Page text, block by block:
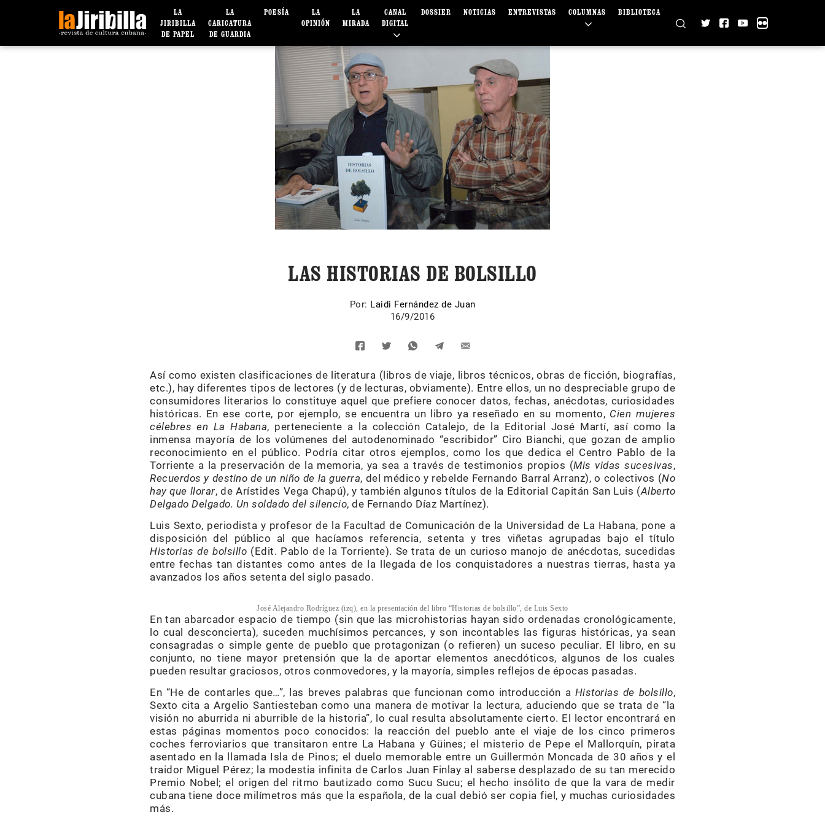
LA
JIRIBILLA
DE PAPEL
LA
CARICATURA
DE GUARDIA
POESÍA
LA
OPINIÓN
LA
MIRADA
CANAL
DIGITAL
DOSSIER NOTICIAS ENTREVISTAS COLUMNAS BIBLIOTECA
LAS HISTORIAS DE BOLSILLO
Por: Laidi Fernández de Juan
16/9/2016
Así como existen clasificaciones de literatura (libros de viaje, libros técnicos, obras de ficción, biografías,
etc.), hay diferentes tipos de lectores (y de lecturas, obviamente). Entre ellos, un no despreciable grupo de
consumidores literarios lo constituye aquel que prefiere conocer datos, fechas, anécdotas, curiosidades
históricas. En ese corte, por ejemplo, se encuentra un libro ya reseñado en su momento, Cien mujeres
célebres en La Habana, perteneciente a la colección Catalejo, de la Editorial José Martí, así como la
inmensa mayoría de los volúmenes del autodenominado “escribidor” Ciro Bianchi, que gozan de amplio
reconocimiento en el público. Podría citar otros ejemplos, como los que dedica el Centro Pablo de la
Torriente a la preservación de la memoria, ya sea a través de testimonios propios (Mis vidas sucesivas,
Recuerdos y destino de un niño de la guerra, del médico y rebelde Fernando Barral Arranz), o colectivos (No
hay que llorar, de Arístides Vega Chapú), y también algunos títulos de la Editorial Capitán San Luis (Alberto
Delgado Delgado. Un soldado del silencio, de Fernando Díaz Martínez).
Luis Sexto, periodista y profesor de la Facultad de Comunicación de la Universidad de La Habana, pone a
disposición del público al que hacíamos referencia, setenta y tres viñetas agrupadas bajo el título
Historias de bolsillo (Edit. Pablo de la Torriente). Se trata de un curioso manojo de anécdotas, sucedidas
entre fechas tan distantes como antes de la llegada de los conquistadores a nuestras tierras, hasta ya
avanzados los años setenta del siglo pasado.
José Alejandro Rodríguez (izq), en la presentación del libro “Historias de bolsillo”, de Luis Sexto
En tan abarcador espacio de tiempo (sin que las microhistorias hayan sido ordenadas cronológicamente,
lo cual desconcierta), suceden muchísimos percances, y son incontables las figuras históricas, ya sean
consagradas o simple gente de pueblo que protagonizan (o refieren) un suceso peculiar. El libro, en su
conjunto, no tiene mayor pretensión que la de aportar elementos anecdóticos, algunos de los cuales
pueden resultar graciosos, otros conmovedores, y la mayoría, simples reflejos de épocas pasadas.
En “He de contarles que…”, las breves palabras que funcionan como introducción a Historias de bolsillo,
Sexto cita a Argelio Santiesteban como una manera de motivar la lectura, aduciendo que se trata de “la
visión no aburrida ni aburrible de la historia”, lo cual resulta absolutamente cierto. El lector encontrará en
estas páginas momentos poco conocidos: la reacción del pueblo ante el viaje de los cinco primeros
coches ferroviarios que transitaron entre La Habana y Güines; el misterio de Pepe el Mallorquín, pirata
asentado en la llamada Isla de Pinos; el duelo memorable entre un Guillermón Moncada de 30 años y el
traidor Miguel Pérez; la modestia infinita de Carlos Juan Finlay al saberse desplazado de su tan merecido
Premio Nobel; el origen del ritmo bautizado como Sucu Sucu; el hecho insólito de que la vara de medir
cubana tiene doce milímetros más que la española, de la cual debió ser copia fiel, y muchas curiosidades
más.